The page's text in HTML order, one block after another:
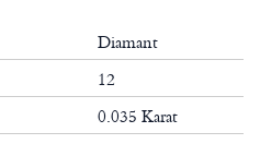
Diamant
12
0.035 Karat